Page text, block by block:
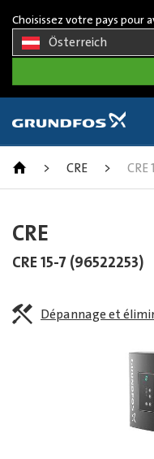
Choisissez votre pays pour
Österreich
> CRE > CRE
CRE
CRE 15-7 (96522253)
Dépannage et